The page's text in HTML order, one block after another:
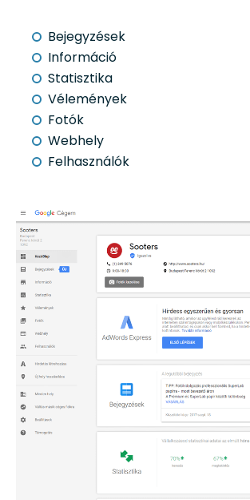
Bejegyzések
Információ
Statisztika
Vélemények
Fotók
Webhely
Felhasználók